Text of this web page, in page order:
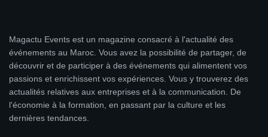
Magactu Events est un magazine consacré à l'actualité des
événements au Maroc. Vous avez la possibilité de partager, de
découvrir et de participer à des événements qui alimentent vos
passions et enrichissent vos expériences. Vous y trouverez des
actualités relatives aux entreprises et à la communication. De
l'économie à la formation, en passant par la culture et les
dernières tendances.